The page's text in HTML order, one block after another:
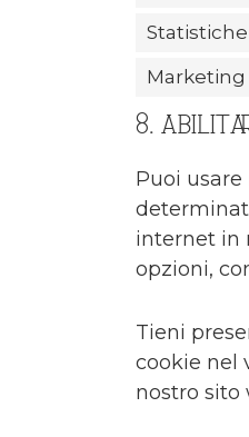
Statistiche
Marketing
8.
Puoi
internet in
opzioni,
Tieni
cookie nel
nostro sito